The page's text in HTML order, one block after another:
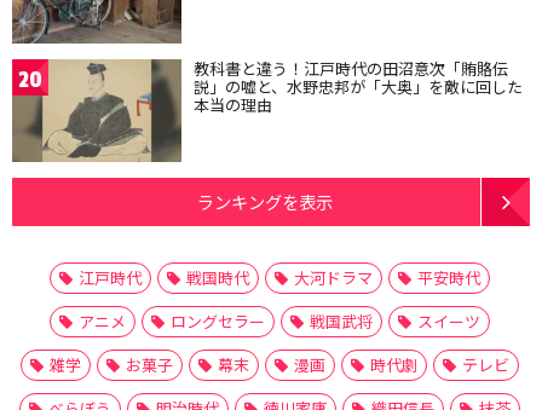
20 教科書と違う！江戸時代の田沼意次「賄賂伝
説」の嘘と、水野忠邦が「大奥」を敵に回した
本当の理由
ランキングを表示
江戸時代 戦国時代 大河ドラマ
平安時代
アニメ
ロングセラー 戦国武将
スイーツ
雑学
お菓子 幕末 漫画 時代劇
テレビ